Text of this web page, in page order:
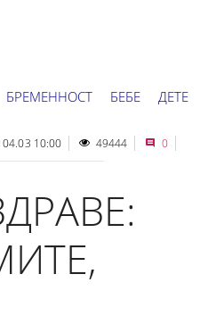
БРЕМЕННОСТ БЕБЕ ДЕТЕ
ХОРОСКОП
04.03 10:00 49444 0